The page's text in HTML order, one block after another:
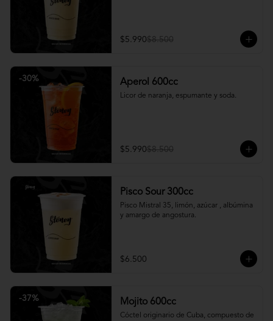
$5.990$8.500
-30% Aperol 600cc
Licor de naranja, espumante y soda.
$5.990$8.500
Pisco Sour 300cc
Pisco Mistral 35, limón, azúcar , albúmina
y amargo de angostura.
$6.500
-37% Mojito 600cc
Cóctel originario de Cuba, compuesto de